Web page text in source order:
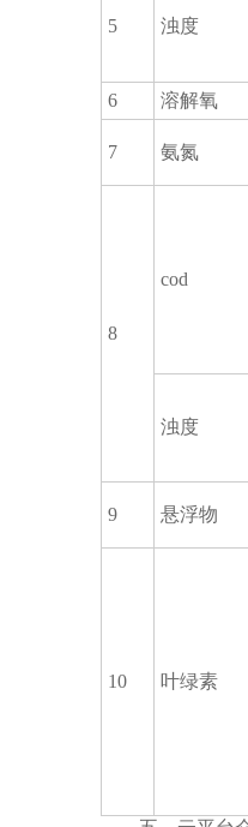
5 浊度
6 溶解氧
7 氨氮
8
cod
浊度
9 悬浮物
10 叶绿素